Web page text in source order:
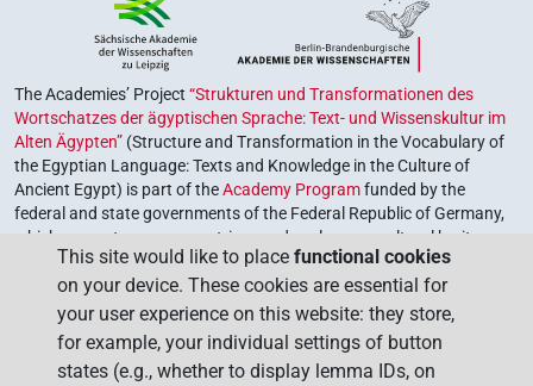
The Academies’ Project “Strukturen und Transformationen des
Wortschatzes der ägyptischen Sprache: Text- und Wissenskultur im
Alten Ägypten” (Structure and Transformation in the Vocabulary of
the Egyptian Language: Texts and Knowledge in the Culture of
Ancient Egypt) is part of theAcademy Programfunded by the
federal and state governments of the Federal Republic of Germany,
which serves to preserve, retrieve and explore our cultural heritage.
The program is coordinated by theUnion of the German Academies
of Sciences and Humanities.
This site would like to place functional cookies
on your device. These cookies are essential for
your user experience on this website: they store,
for example, your individual settings of button
states (e.g., whether to display lemma IDs, on